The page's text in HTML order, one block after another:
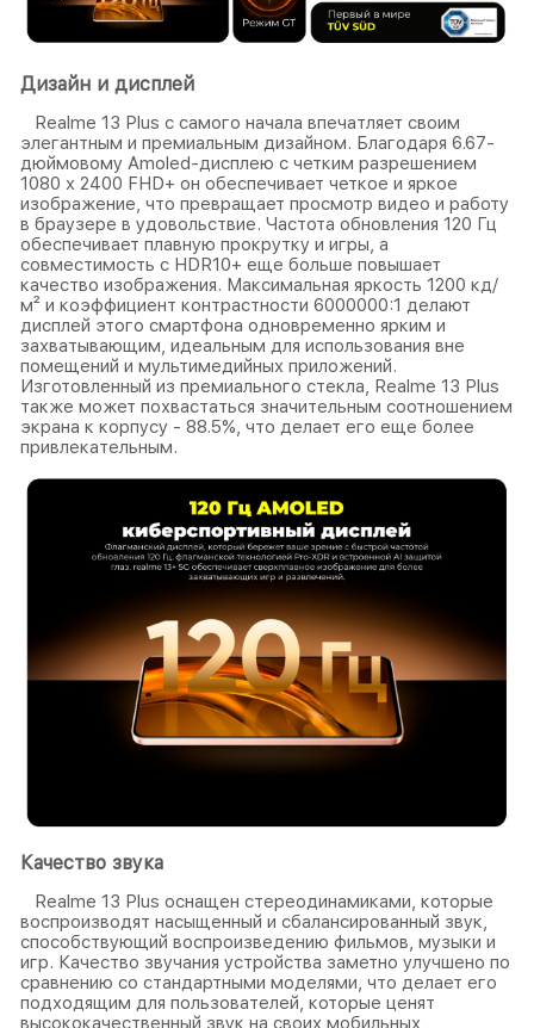
Дизайн и дисплей
Realme 13 Plus с самого начала впечатляет своим
элегантным и премиальным дизайном. Благодаря 6.67-
дюймовому Amoled-дисплею с четким разрешением
1080 x 2400 FHD+ он обеспечивает четкое и яркое
изображение, что превращает просмотр видео и работу
в браузере в удовольствие. Частота обновления 120 Гц
обеспечивает плавную прокрутку и игры, а
совместимость с HDR10+ еще больше повышает
качество изображения. Максимальная яркость 1200 кд/
м² и коэффициент контрастности 6000000:1 делают
дисплей этого смартфона одновременно ярким и
захватывающим, идеальным для использования вне
помещений и мультимедийных приложений.
Изготовленный из премиального стекла, Realme 13 Plus
также может похвастаться значительным соотношением
экрана к корпусу - 88.5%, что делает его еще более
привлекательным.
Качество звука
Realme 13 Plus оснащен стереодинамиками, которые
воспроизводят насыщенный и сбалансированный звук,
способствующий воспроизведению фильмов, музыки и
игр. Качество звучания устройства заметно улучшено по
сравнению со стандартными моделями, что делает его
подходящим для пользователей, которые ценят
высококачественный звук на своих мобильных